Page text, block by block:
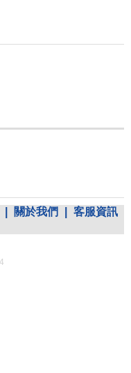
關於我們
客服資訊